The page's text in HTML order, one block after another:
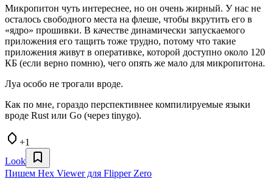
Микропитон чуть интереснее, но он очень жирный. У нас не
осталось свободного места на флеше, чтобы вкрутить его в
«ядро» прошивки. В качестве динамически запускаемого
приложения его тащить тоже трудно, потому что такие
приложения живут в оперативке, которой доступно около 120
КБ (если верно помню), чего опять же мало для микропитона.
Луа особо не трогали вроде.
Как по мне, гораздо перспективнее компилируемые языки
вроде Rust или Go (через tinygo).
+1
Look
Пишем Hex Viewer для Flipper Zero